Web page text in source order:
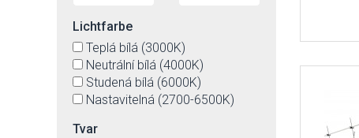
Lichtfarbe
Teplá bílá (3000K)
Neutrální bílá (4000K)
Studená bílá (6000K)
Nastavitelná (2700-6500K)
Tvar